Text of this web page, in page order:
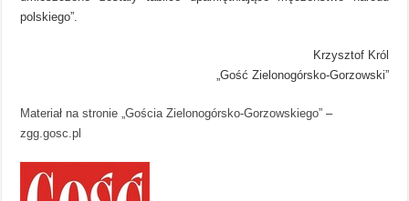
polskiego”.
Krzysztof Król
„Gość Zielonogórsko-Gorzowski”
Materiał na stronie „Gościa Zielonogórsko-Gorzowskiego” –
zgg.gosc.pl